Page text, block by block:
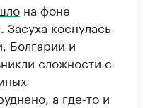
на фоне
коснулась
Болгарии и
сложности с
а где-то и